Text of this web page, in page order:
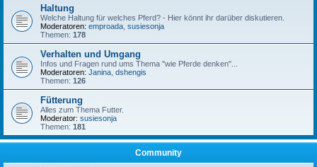
Haltung
Welche Haltung für welches Pferd? - Hier könnt ihr darüber diskutieren.
Moderatoren: emproada susiesonja
Themen: 178
Verhalten und Umgang
Infos und Fragen rund ums Thema "wie Pferde denken"...
Moderatoren: Janina dshengis
Themen: 126
Fütterung
Alles zum Thema Futter.
Moderator: susiesonja
Themen: 181
Community